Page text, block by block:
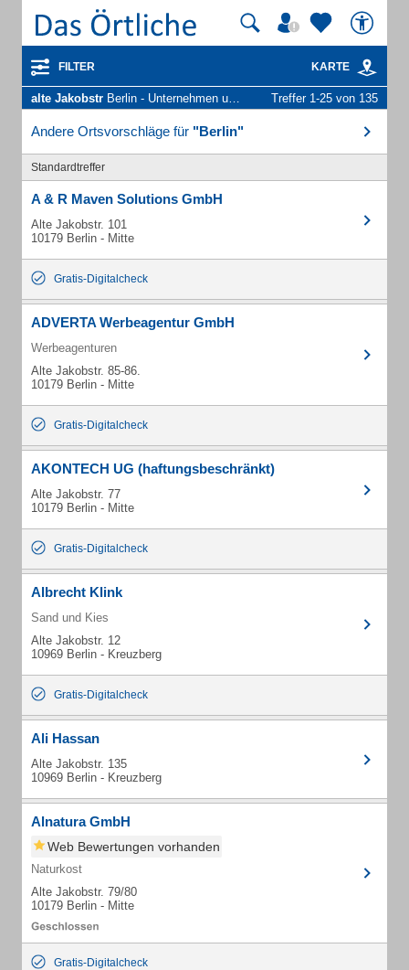
FILTER KARTE
alte Jakobstr Berlin - Unternehmen und Personen Treffer 1-25 von 135
Andere Ortsvorschläge für "Berlin"
Standardtreffer
A & R Maven Solutions GmbH
Alte Jakobstr. 101
10179 Berlin - Mitte
Gratis-Digitalcheck
ADVERTA Werbeagentur GmbH
Werbeagenturen
Alte Jakobstr. 85-86.
10179 Berlin - Mitte
Gratis-Digitalcheck
AKONTECH UG (haftungsbeschränkt)
Alte Jakobstr. 77
10179 Berlin - Mitte
Gratis-Digitalcheck
Albrecht Klink
Sand und Kies
Alte Jakobstr. 12
10969 Berlin - Kreuzberg
Gratis-Digitalcheck
Ali Hassan
Alte Jakobstr. 135
10969 Berlin - Kreuzberg
Alnatura GmbH
Web Bewertungen vorhanden
Naturkost
Alte Jakobstr. 79/80
10179 Berlin - Mitte
Gratis-Digitalcheck